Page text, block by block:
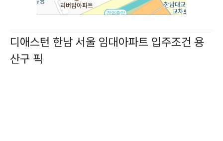
디애스턴 한남 서울 임대아파트 입주조건 용
산구 픽